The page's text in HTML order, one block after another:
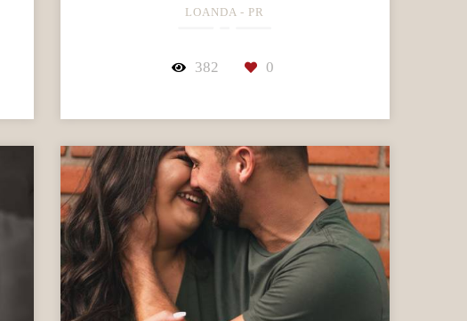
LOANDA - PR
382 0